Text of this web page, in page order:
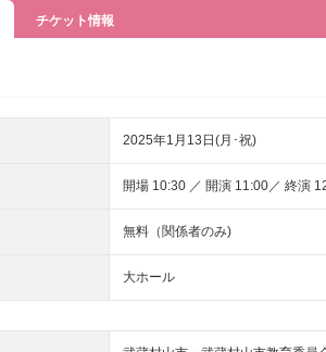
チケット情報
2025年1月13日(月･祝)
開場 10:30 ／ 開演 11:00／ 終演
無料（関係者のみ)
大ホール